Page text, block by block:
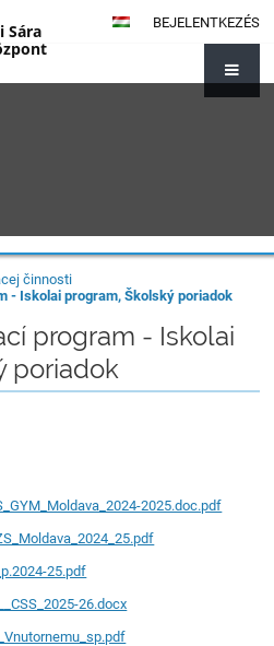
BEJELENTKEZÉS
Sára
činnosti
- Iskolai program, Školský poriadok
program - Iskolai
poriadok
2025.doc.pdf
25.pdf
26.docx